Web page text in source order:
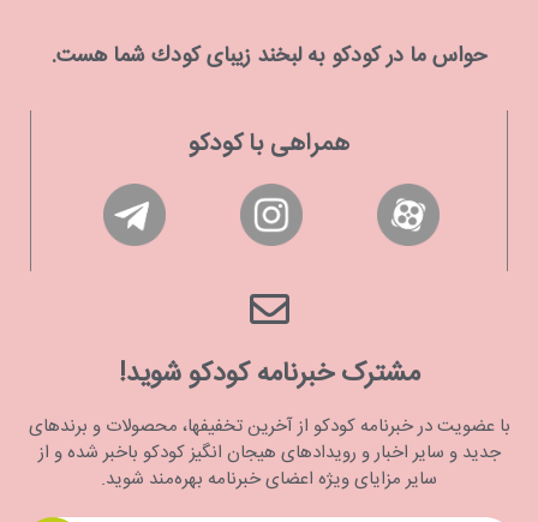
حواس ما در كودكو به لبخند زیبای كودك شما هست.
همراهی با کودکو
مشترک خبرنامه کودکو شوید!
با عضویت در خبرنامه کودکو از آخرین تخفیفها، محصولات و برندهای
جدید و سایر اخبار و رویدادهای هیجان انگیز کودکو باخبر شده و از
سایر مزایای ویژه اعضای خبرنامه بهره‌مند شوید.